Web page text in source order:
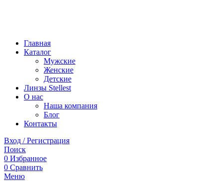
Главная
Каталог
Мужские
Женские
Детские
Линзы Stellest
О нас
Наша компания
Блог
Контакты
Вход / Регистрация
Поиск
0 Избранное
0 Сравнить
Меню